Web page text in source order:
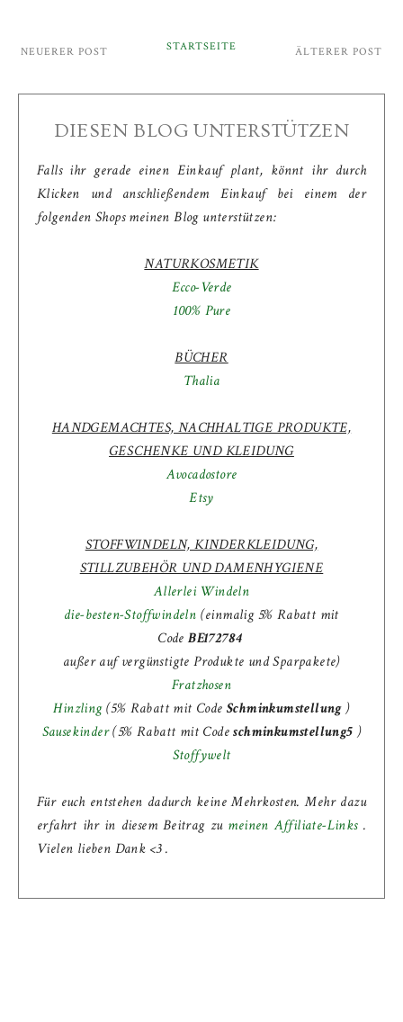
NEUERER POST ÄLTERER POST
STARTSEITE
DIESEN BLOG UNTERSTÜTZEN
Falls ihr gerade einen Einkauf plant, könnt ihr durch
Klicken und anschließendem Einkauf bei einem der
folgenden Shops meinen Blog unterstützen:
NATURKOSMETIK
Ecco-Verde
100% Pure
BÜCHER
Thalia
HANDGEMACHTES, NACHHALTIGE PRODUKTE,
GESCHENKE UND KLEIDUNG
Avocadostore
Etsy
STOFFWINDELN, KINDERKLEIDUNG,
STILLZUBEHÖR UND DAMENHYGIENE
Allerlei Windeln
die-besten-Stoffwindeln (einmalig 5% Rabatt mit
CodeBE172784
außer auf vergünstigte Produkte und Sparpakete)
Fratzhosen
Hinzling(5% Rabatt mit Code Schminkumstellung)
Sausekinder(5% Rabatt mit Codeschminkumstellung5)
Stoffywelt
Für euch entstehen dadurch keine Mehrkosten. Mehr dazu
erfahrt ihr in diesem Beitrag zu meinen Affiliate-Links .
Vielen lieben Dank <3 .